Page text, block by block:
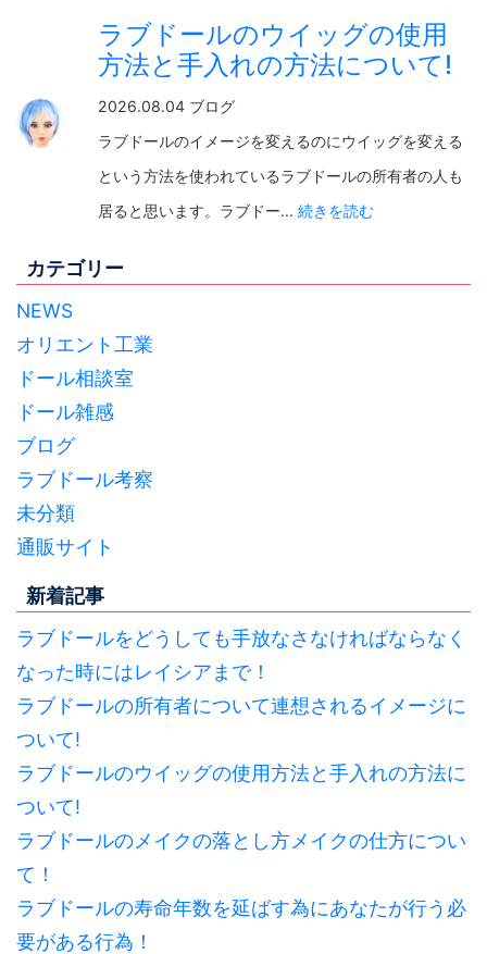
ラブドールのウイッグの使用
方法と手入れの方法について!
2026.08.04 ブログ
ラブドールのイメージを変えるのにウイッグを変える
という方法を使われているラブドールの所有者の人も
居ると思います。ラブドー... 続きを読む
カテゴリー
NEWS
オリエント工業
ドール相談室
ドール雑感
ブログ
ラブドール考察
未分類
通販サイト
新着記事
ラブドールをどうしても手放なさなければならなく
なった時にはレイシアまで！
ラブドールの所有者について連想されるイメージに
ついて!
ラブドールのウイッグの使用方法と手入れの方法に
ついて!
ラブドールのメイクの落とし方メイクの仕方につい
て！
ラブドールの寿命年数を延ばす為にあなたが行う必
要がある行為！